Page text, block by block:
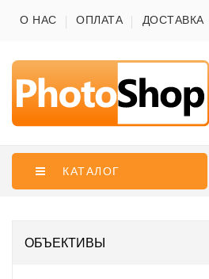
О НАС ОПЛАТА ДОСТАВКА
КАТАЛОГ
ОБЪЕКТИВЫ